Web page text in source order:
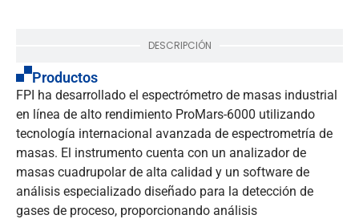
DESCRIPCIÓN
Productos
FPI ha desarrollado el espectrómetro de masas industrial
en línea de alto rendimiento ProMars-6000 utilizando
tecnología internacional avanzada de espectrometría de
masas. El instrumento cuenta con un analizador de
masas cuadrupolar de alta calidad y un software de
análisis especializado diseñado para la detección de
gases de proceso, proporcionando análisis